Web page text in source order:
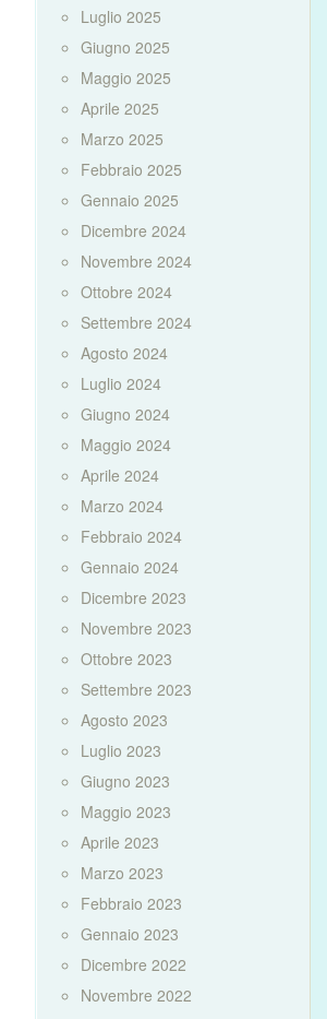
Luglio 2025
Giugno 2025
Maggio 2025
Aprile 2025
Marzo 2025
Febbraio 2025
Gennaio 2025
Dicembre 2024
Novembre 2024
Ottobre 2024
Settembre 2024
Agosto 2024
Luglio 2024
Giugno 2024
Maggio 2024
Aprile 2024
Marzo 2024
Febbraio 2024
Gennaio 2024
Dicembre 2023
Novembre 2023
Ottobre 2023
Settembre 2023
Agosto 2023
Luglio 2023
Giugno 2023
Maggio 2023
Aprile 2023
Marzo 2023
Febbraio 2023
Gennaio 2023
Dicembre 2022
Novembre 2022